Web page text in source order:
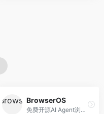
BrowserOS
免费开源AI Agent浏览器，专注于浏览器自动化。面向开发者，提供浏览器控制、任务自动化、API接口等服务，开源免费。